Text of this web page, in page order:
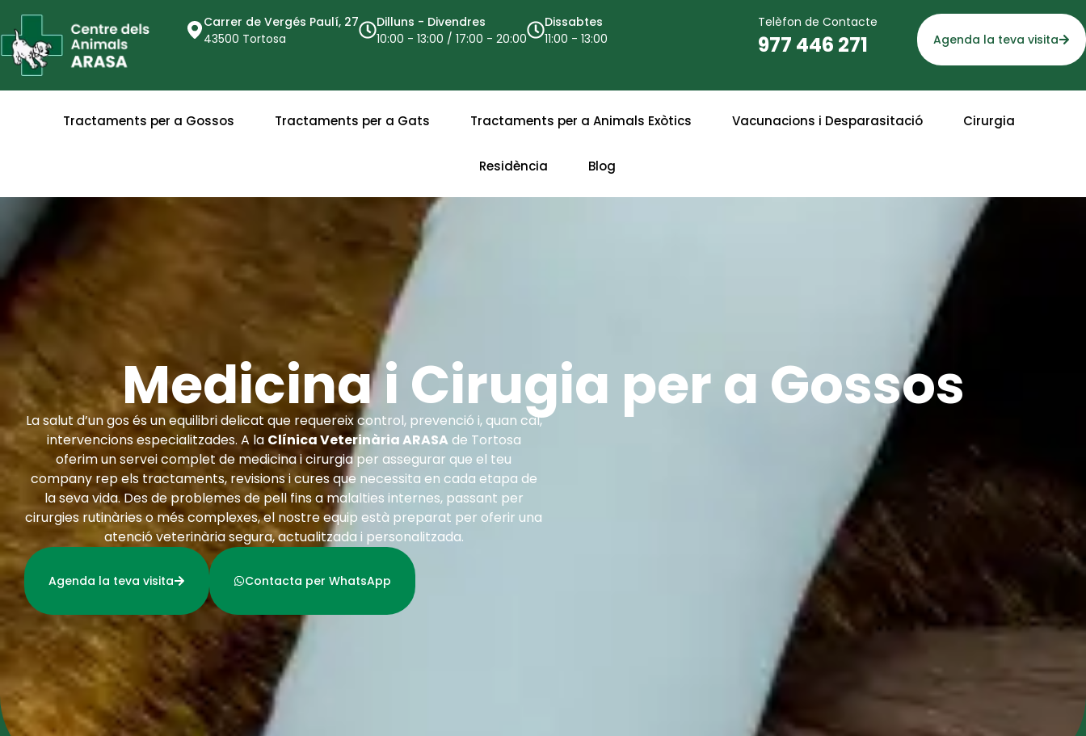
Carrer de Vergés Paulí, 27
43500 Tortosa
Dilluns - Divendres
10:00 - 13:00 / 17:00 - 20:00
Dissabtes
11:00 - 13:00
Telèfon de Contacte
977 446 271 Agenda la teva visita
Tractaments per a Gossos Tractaments per a Gats Tractaments per a Animals Exòtics Vacunacions i Desparasitació Cirurgia
Residència Blog
Medicina i Cirugia per a Gossos
La salut d’un gos és un equilibri delicat que requereix control, prevenció i, quan cal,
intervencions especialitzades. A la Clínica Veterinària ARASAde Tortosa
oferim un servei complet de medicina i cirurgia per assegurar que el teu
company rep els tractaments, revisions i cures que necessita en cada etapa de
la seva vida. Des de problemes de pell fins a malalties internes, passant per
cirurgies rutinàries o més complexes, el nostre equip està preparat per oferir una
atenció veterinària segura, actualitzada i personalitzada.
Agenda la teva visita Contacta per WhatsApp